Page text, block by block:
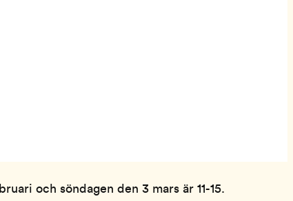
och söndagen den 3 mars är 11-15.